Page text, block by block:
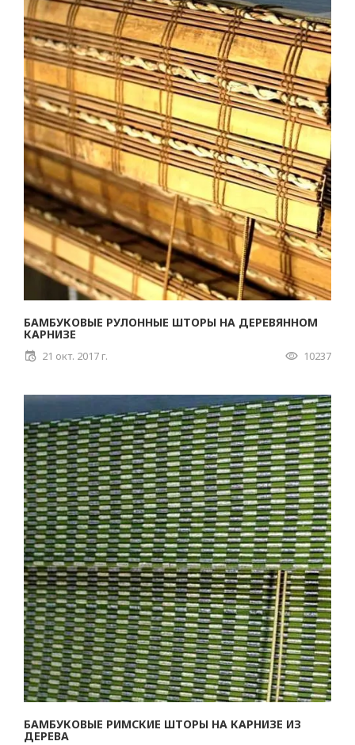
БАМБУКОВЫЕ РУЛОННЫЕ ШТОРЫ НА ДЕРЕВЯННОМ
КАРНИЗЕ
21 окт. 2017 г. 10237
БАМБУКОВЫЕ РИМСКИЕ ШТОРЫ НА КАРНИЗЕ ИЗ
ДЕРЕВА